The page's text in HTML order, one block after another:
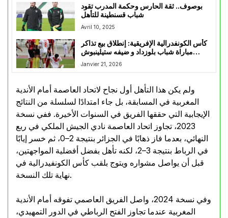
بوصوف.. ثقة الحارس وحكمة المدرب تقود
شباب قسنطينة للتأهل
Avril 10, 2025
كأس الكونفدرالية الإفريقية: إنطلاق بيع تذاكر
مباراة شباب بلوزداد و ضيفه ستيلينبوش
الجنوب إفريقي
Janvier 21, 2026
ولم يكن هذا التأهل أول نجاح لاتحاد العاصمة أمام الأندية
المغربية في المسابقة، بل جاء امتدادًا لسلسلة من النتائج
الإيجابية التي حققها الفريق في السنوات الأخيرة. ففي نسخة
2023، تجاوز اتحاد العاصمة نادي الجيش الملكي في ربع
النهائي، بعدما فاز ذهابًا في الجزائر بنتيجة 2–0، ثم خسر إيابًا
في الرباط بنتيجة 3–2، لكنه تأهل بفضل أفضلية المواجهتين،
قبل أن يواصل مشواره ويتوج بلقب كأس الكونفيدرالية في
نهاية تلك النسخة.
وفي نسخة 2024، واصل الفريق العاصمي تفوقه أمام الأندية
المغربية عندما تجاوز الفتح الرباطي في الدور التمهيدي،